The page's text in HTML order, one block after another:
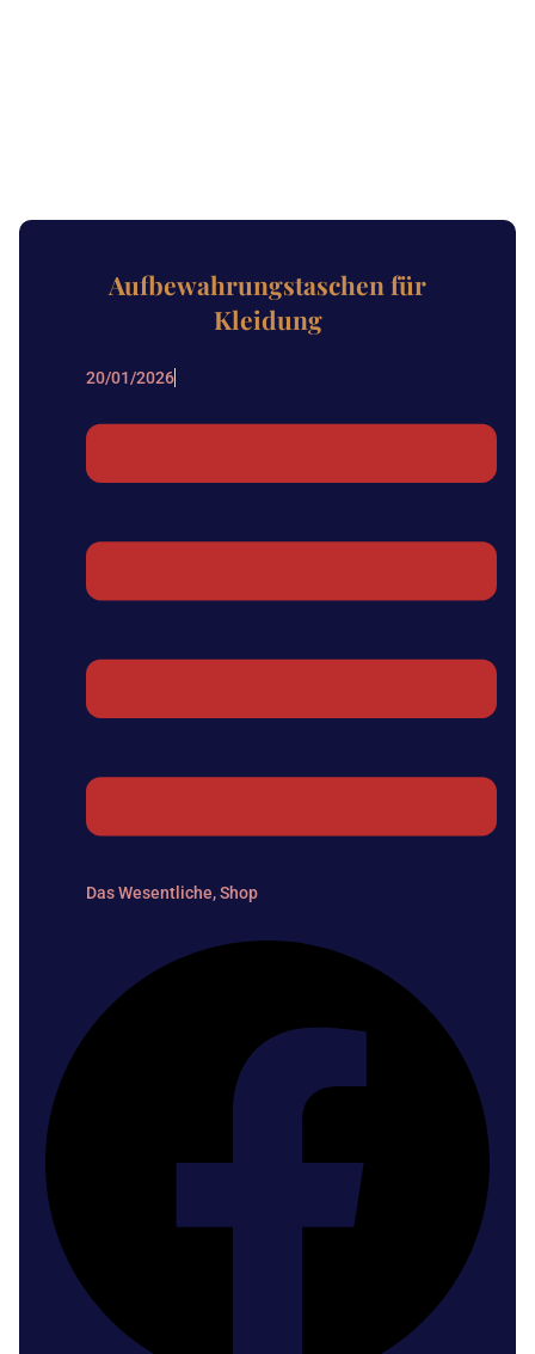
Aufbewahrungstaschen für
Kleidung
20/01/2026
Das Wesentliche,Shop